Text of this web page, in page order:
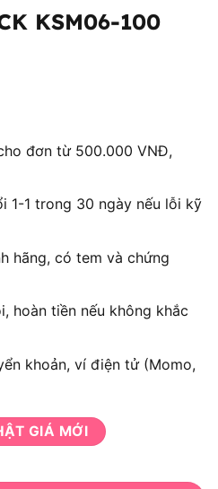
KSM06-100
đơn từ 500.000 VNĐ,
1-1 trong 30 ngày nếu lỗi kỹ
hãng, có tem và chứng
hoàn tiền nếu không khắc
khoản, ví điện tử (Momo,
GIÁ MỚI
100mm 800W số lượng